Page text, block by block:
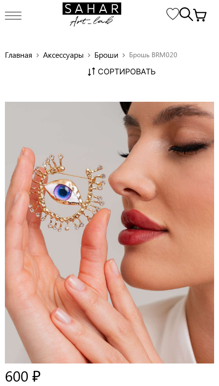
Главная chevron_right Аксессуары chevron_right Броши chevron_right Брошь BRM020
СОРТИРОВАТЬ
БРОШЬ BRM020
Товар в наличии
600 ₽